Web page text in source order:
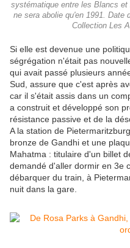
systématique entre les Blancs
ne sera abolie qu'en 1991. Date
Collection Les
Si elle est devenue une
ségrégation n'était pas
qui avait passé plusieurs
Sud, assure que c'est après
car il s'était assis dans un
a construit et développé son
résistance passive et de la
A la station de
bronze de Gandhi et une
Mahatma : titulaire d'un billet
demandé d'aller dormir en 3e
débarquer du train, à
nuit dans la gare.